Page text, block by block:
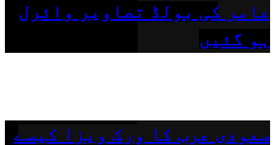
عامر کی بولڈ تصاویر وائرل
ہو گئیں
سعودی عرب کا ورک ویزا کیسے